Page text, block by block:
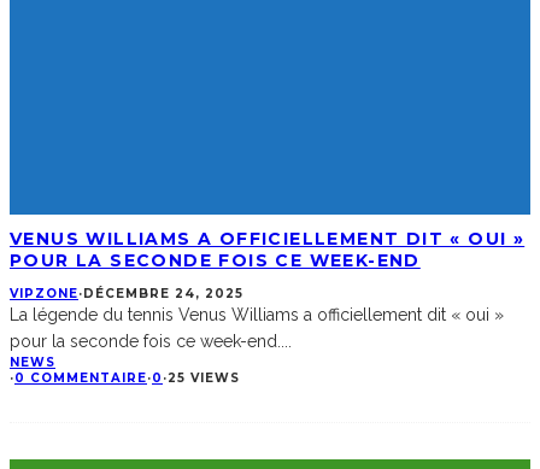
VENUS WILLIAMS A OFFICIELLEMENT DIT « OUI »
POUR LA SECONDE FOIS CE WEEK-END
VIPZONE·DÉCEMBRE 24, 2025
La légende du tennis Venus Williams a officiellement dit « oui »
pour la seconde fois ce week-end.
NEWS
·0 COMMENTAIRE·0 ·25 VIEWS